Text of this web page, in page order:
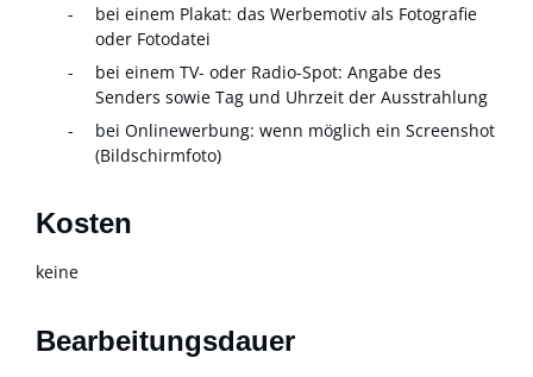
bei einem Plakat: das Werbemotiv als Fotografie
oder Fotodatei
bei einem TV- oder Radio-Spot: Angabe des
Senders sowie Tag und Uhrzeit der Ausstrahlung
bei Onlinewerbung: wenn möglich ein Screenshot
(Bildschirmfoto)
Kosten
keine
Bearbeitungsdauer